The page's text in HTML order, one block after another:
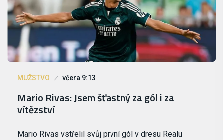
MUŽSTVO včera 9:13
Mario Rivas: Jsem šťastný za gól i za
vítězství
Mario Rivas vstřelil svůj první gól v dresu Realu